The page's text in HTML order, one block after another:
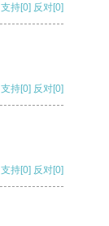
支持[0] 反对[0]
支持[0] 反对[0]
支持[0] 反对[0]